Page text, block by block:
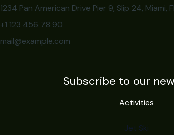
1234 Pan American Drive Pier 9, Slip 24, Miami,
+1 123 456 78 90
mail@example.com
Subscribe to our
Activities
Jet Ski